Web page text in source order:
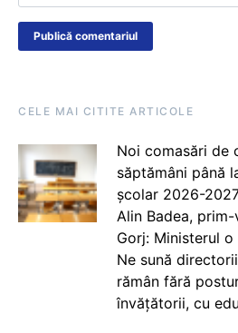
CELE MAI CITITE ARTICOLE
Noi comasări de
săptămâni până
școlar 2026-
Alin Badea,
Gorj: Ministerul
Ne sună
rămân fără
învățătorii, cu